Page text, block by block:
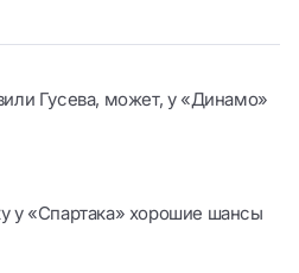
Гусева, может, у «Динамо»
у «Спартака» хорошие шансы